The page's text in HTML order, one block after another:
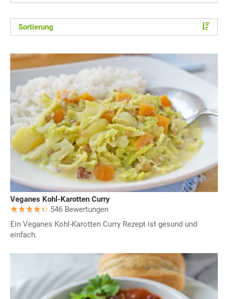
Sortierung
Veganes Kohl-Karotten Curry
546 Bewertungen
Ein Veganes Kohl-Karotten Curry Rezept ist gesund und
einfach.